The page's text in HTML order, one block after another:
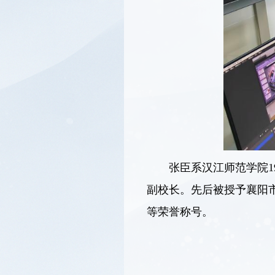
张臣系汉江师范学院
副校长。先后被授予襄阳
等荣誉称号。